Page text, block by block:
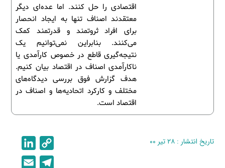
اقتصادی را حل کنند. اما عده‌ای دیگر
معتقدند اصناف تنها به ایجاد انحصار
برای افراد ثروتمند و قدرتمند کمک
می‌کنند. بنابراین نمی‌توانیم یک
نتیجه‌گیری قاطع در خصوص کارآمدی یا
ناکارآمدی اصناف در اقتصاد بیان کنیم.
هدف گزارش فوق بررسی دیدگاه‌های
مختلف و کارکرد اتحادیه‌ها و اصناف در
اقتصاد است.
تاریخ انتشار : ۲۸ تیر ۰۰
o
i